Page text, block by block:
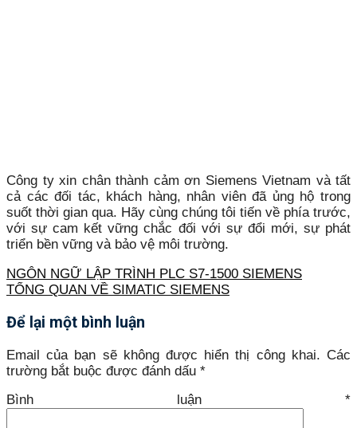
Công ty xin chân thành cảm ơn Siemens Vietnam và tất
cả các đối tác, khách hàng, nhân viên đã ủng hộ trong
suốt thời gian qua. Hãy cùng chúng tôi tiến về phía trước,
với sự cam kết vững chắc đối với sự đổi mới, sự phát
triển bền vững và bảo vệ môi trường.
NGÔN NGỮ LẬP TRÌNH PLC S7-1500 SIEMENS
TỔNG QUAN VỀ SIMATIC SIEMENS
Để lại một bình luận
Email của bạn sẽ không được hiển thị công khai. Các
trường bắt buộc được đánh dấu *
Bình luận *